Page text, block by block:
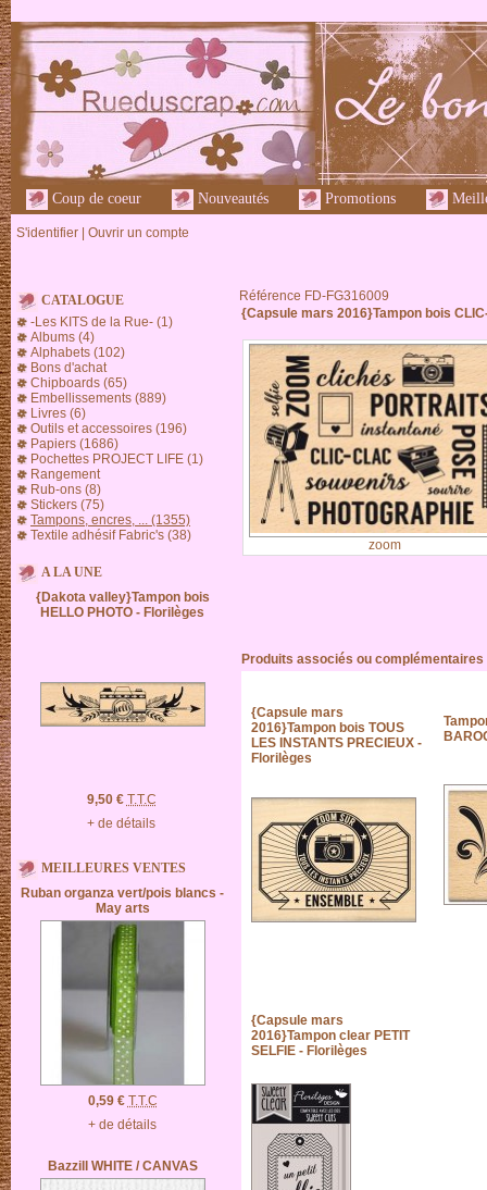
Coup de coeur Nouveautés Promotions
S'identifier Ouvrir un compte
CATALOGUE
-Les KITS de la Rue- (1)
Albums (4)
Alphabets (102)
Bons d'achat
Chipboards (65)
Embellissements (889)
Livres (6)
Outils et accessoires (196)
Papiers (1686)
Pochettes PROJECT LIFE (1)
Rangement
Rub-ons (8)
Stickers (75)
Tampons, encres, ... (1355)
Textile adhésif Fabric's (38)
A LA UNE
{Dakota valley}Tampon bois
HELLO PHOTO - Florilèges
9,50 € T.T.C
+ de détails
MEILLEURES VENTES
Ruban organza vert/pois blancs -
May arts
0,59 € T.T.C
+ de détails
Bazzill WHITE / CANVAS
Référence FD-FG316009
{Capsule mars 2016}Tampon bois
zoom
Produits associés ou complémentaires
{Capsule mars
2016}Tampon bois TOUS
LES INSTANTS PRECIEUX -
Florilèges
{Capsule mars
2016}Tampon clear PETIT
SELFIE - Florilèges